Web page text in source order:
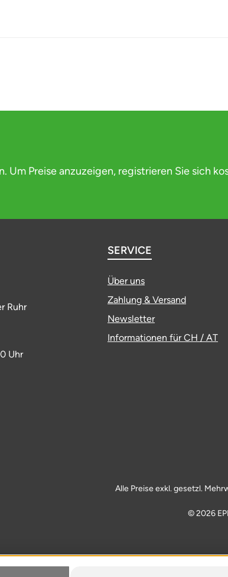
Preise anzuzeigen, registrieren Sie sich
Ruhr
Uhr
SERVICE
Über uns
Zahlung & Versand
Newsletter
Informationen für CH / AT
Alle Preise exkl. gesetzl.
© 2026